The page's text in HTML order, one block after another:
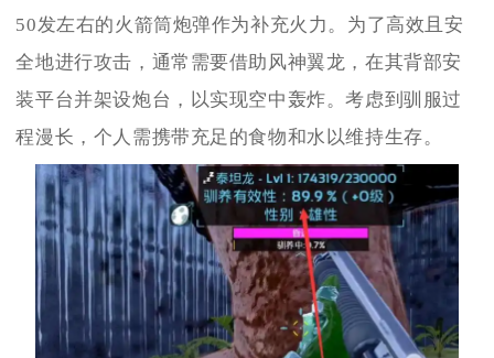
50发左右的火箭筒炮弹作为补充火力。为了高效且安
全地进行攻击，通常需要借助风神翼龙，在其背部安
装平台并架设炮台，以实现空中轰炸。考虑到驯服过
程漫长，个人需携带充足的食物和水以维持生存。